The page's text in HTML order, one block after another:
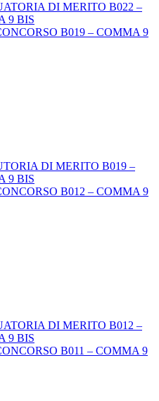
DI MERITO B022 –
9 BIS
B019 – COMMA 9
DI MERITO B019 –
9 BIS
B012 – COMMA 9
DI MERITO B012 –
9 BIS
B011 – COMMA 9